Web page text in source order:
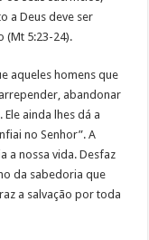
a Deus deve ser
(Mt 5:23-24).
aqueles homens que
abandonar
ainda lhes dá a
no Senhor”. A
a nossa vida. Desfaz
da sabedoria que
a salvação por toda